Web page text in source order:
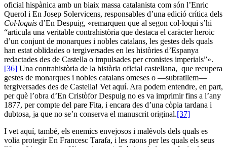
oficial hispànica amb un biaix massa catalanista com són l’Enric
Querol i En Josep Solervicens, responsables d’una edició crítica dels
Col·loquis d’En Despuig, «remarquen que al segon col·loqui s’hi
“articula una veritable contrahistòria que destaca el caràcter heroic
d’un conjunt de monarques i nobles catalans, les gestes dels quals
han estat oblidades o tergiversades en les històries d’Espanya
redactades des de Castella o impulsades per cronistes imperials”».
[36] Una contrahistòria de la història oficial castellana, que recupera
gestes de monarques i nobles catalans omeses o —subratllem—
tergiversades des de Castella! Vet aquí. Ara podem entendre, en part,
per què l’obra d’En Cristòfor Despuig no es va imprimir fins a l’any
1877, per compte del pare Fita, i encara des d’una còpia tardana i
dubtosa, ja que no se’n conserva el manuscrit original.[37]
I vet aquí, també, els enemics envejosos i malèvols dels quals es
volia protegir En Francesc Tarafa, i les raons per les quals els seus